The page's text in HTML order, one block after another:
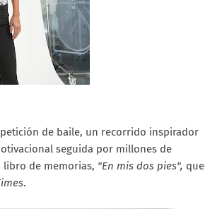
de baile, un recorrido inspirador
seguida por millones de
libro de memorias, "En mis dos pies", que
.